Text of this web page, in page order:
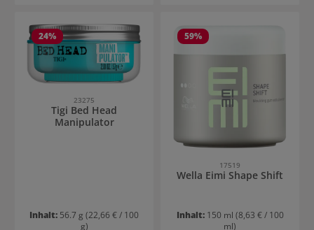
24%
23275
Tigi Bed Head
Manipulator
Inhalt: 56.7 g (22,66 € / 100
g)
59%
17519
Wella Eimi Shape Shift
Inhalt: 150 ml (8,63 € / 100
ml)